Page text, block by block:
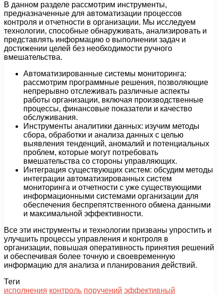
В данном разделе рассмотрим инструменты,
предназначенные для автоматизации процессов
контроля и отчетности в организации. Мы исследуем
технологии, способные обнаруживать, анализировать и
представлять информацию о выполнении задач и
достижении целей без необходимости ручного
вмешательства.
Автоматизированные системы мониторинга:
рассмотрим программные решения, позволяющие
непрерывно отслеживать различные аспекты
работы организации, включая производственные
процессы, финансовые показатели и качество
обслуживания.
Инструменты аналитики данных: изучим методы
сбора, обработки и анализа данных с целью
выявления тенденций, аномалий и потенциальных
проблем, которые могут потребовать
вмешательства со стороны управляющих.
Интеграция существующих систем: обсудим методы
интеграции автоматизированных систем
мониторинга и отчетности с уже существующими
информационными системами организации для
обеспечения беспрепятственного обмена данными
и максимальной эффективности.
Все эти инструменты и технологии призваны упростить и
улучшить процессы управления и контроля в
организации, повышая оперативность принятия решений
и обеспечивая более точную и своевременную
информацию для анализа и планирования действий.
Теги
исполнения контроль поручений эффективный